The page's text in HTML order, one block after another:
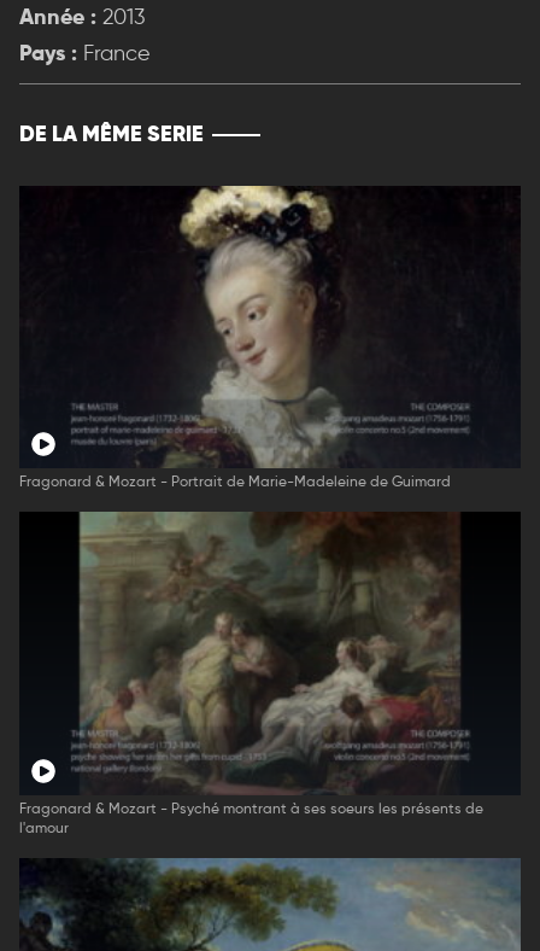
Année : 2013
Pays : France
DE LA MÊME SERIE
Fragonard & Mozart - Portrait de Marie-Madeleine de Guimard
Fragonard & Mozart - Psyché montrant à ses soeurs les présents de
l'amour